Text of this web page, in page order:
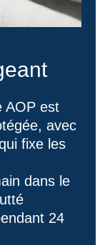
AOP est
avec
fixe les
dans le
24